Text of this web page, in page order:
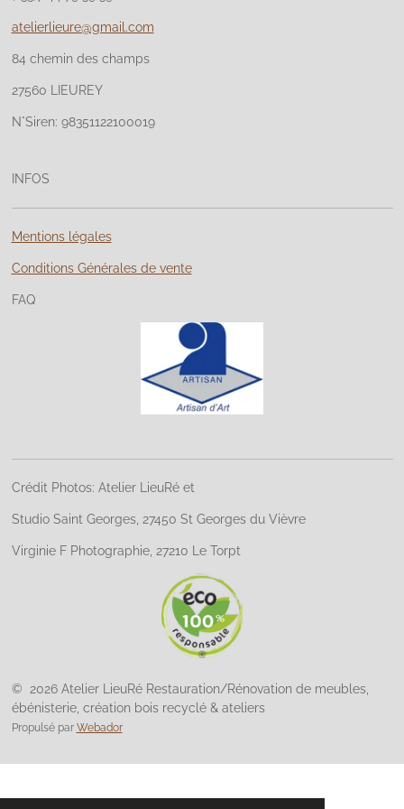
atelierlieure@gmail.com
84 chemin des champs
27560 LIEUREY
N°Siren: 98351122100019
INFOS
Mentions légales
Conditions Générales de vente
FAQ
Crédit Photos: Atelier LieuRé et
Studio Saint Georges, 27450 St Georges du Vièvre
Virginie F Photographie, 27210 Le Torpt
© 2026 Atelier LieuRé Restauration/Rénovation de meubles,
ébénisterie, création bois recyclé & ateliers
Propulsé par Webador